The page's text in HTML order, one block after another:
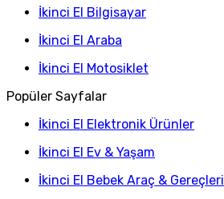
İkinci El Bilgisayar
İkinci El Araba
İkinci El Motosiklet
Popüler Sayfalar
İkinci El Elektronik Ürünler
İkinci El Ev & Yaşam
İkinci El Bebek Araç & Gereçleri